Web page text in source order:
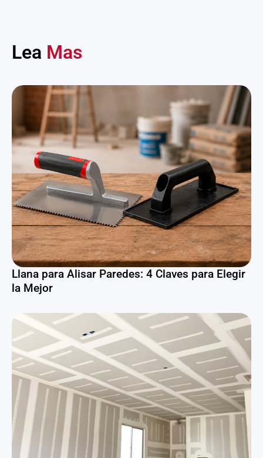
Lea Mas
Llana para Alisar Paredes: 4 Claves para Elegir
la Mejor